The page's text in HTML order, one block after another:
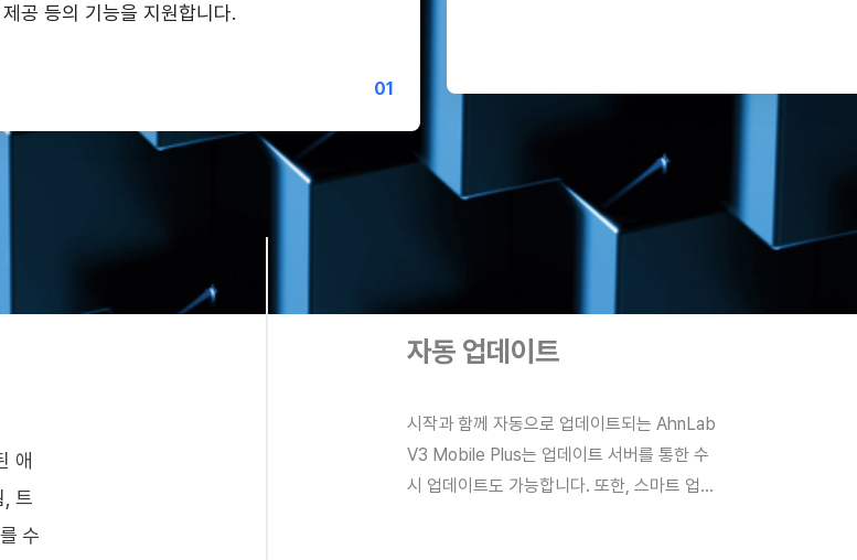
공 등의 기능을 지원합니다.
01
애
, 트
수
시작과 함께 자동으로 업데이트되는 AhnLab V3 Mob
ile Plus는 업데이트 서버를 통한 수시 업데이트도 가능
지속적인 위협 변
대응
자동 업데이트
시작과 함께 자동으로 업데이트되는 AhnLab
V3 Mobile Plus는 업데이트 서버를 통한 수
시 업데이트도 가능합니다. 또한, 스마트 업데